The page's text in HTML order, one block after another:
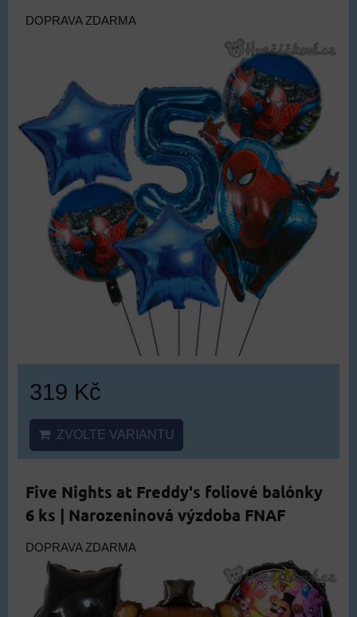
DOPRAVA ZDARMA
319 Kč
ZVOLTE VARIANTU
Five Nights at Freddy's foliové balónky
6 ks | Narozeninová výzdoba FNAF
DOPRAVA ZDARMA